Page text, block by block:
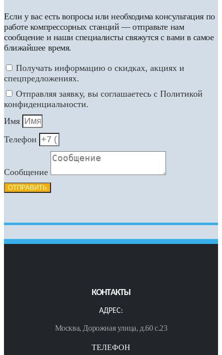
Если у вас есть вопросы или необходима консультация по
работе компрессорных станций — отправьте нам
сообщение и наши специалисты свяжутся с вами в самое
ближайшее время.
Получать информацию о скидках, акциях и
спецпредложениях.
Отправляя заявку, вы соглашаетесь с Политикой
конфиденциальности.
Имя
Телефон
Сообщение
ОТПРАВИТЬ
КОНТАКТЫ
АДРЕС:
Москва, Дорожная улица, д.60 с.23
ТЕЛЕФОН